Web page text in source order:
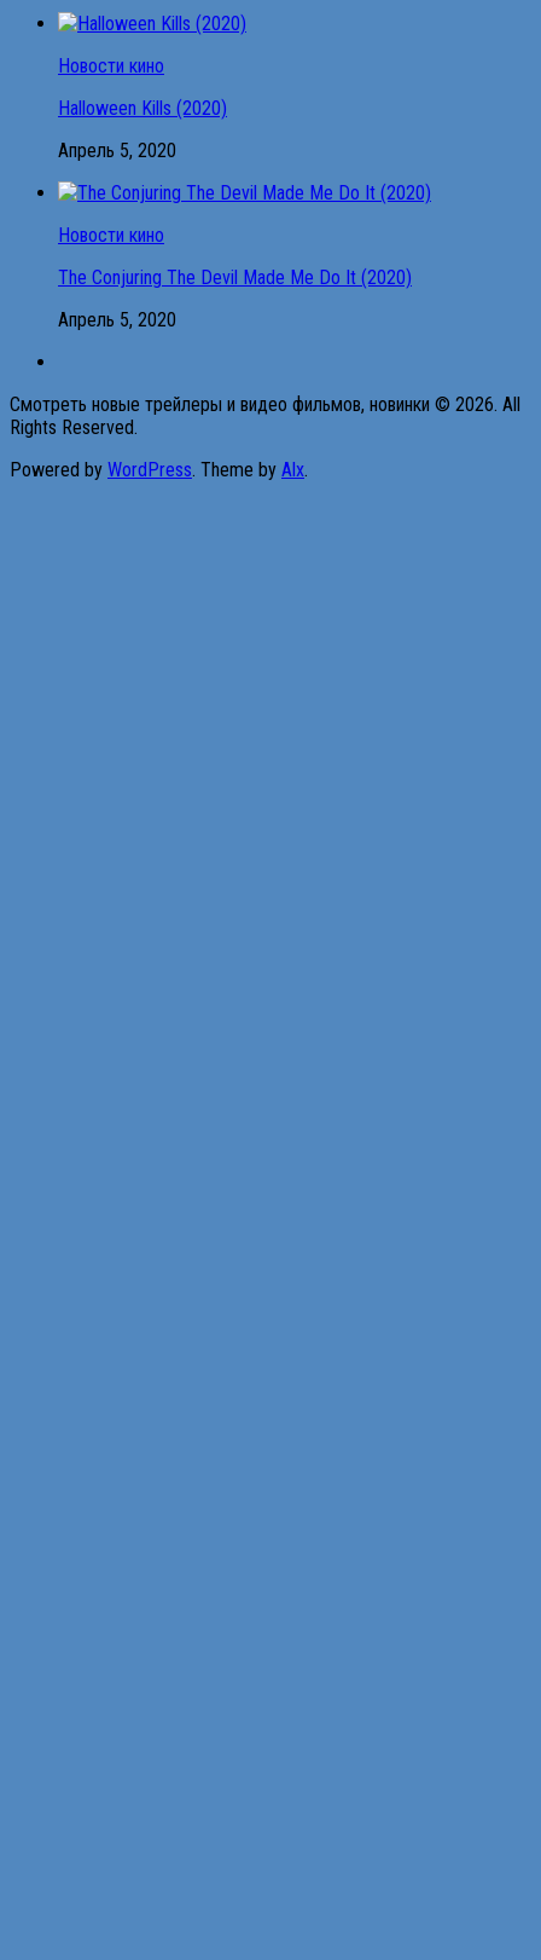
Новости кино
Halloween Kills (2020)
Апрель 5, 2020
Новости кино
The Conjuring The Devil Made Me Do It (2020)
Апрель 5, 2020
Смотреть новые трейлеры и видео фильмов, новинки © 2026. All
Rights Reserved.
Powered by WordPress. Theme by Alx.